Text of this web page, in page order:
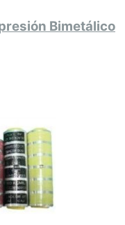
Bimetálico